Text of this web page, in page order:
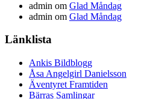
admin om Glad Måndag
admin om Glad Måndag
Länklista
Ankis Bildblogg
Åsa Angelgirl Danielsson
Äventyret Framtiden
Bärras Samlingar